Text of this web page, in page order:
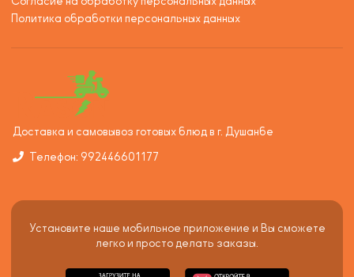
Политика обработки персональных данных
Доставка и самовывоз готовых блюд в г. Душанбе
Телефон: 992446601177
Установите наше мобильное приложение и Вы сможете
легко и просто делать заказы.